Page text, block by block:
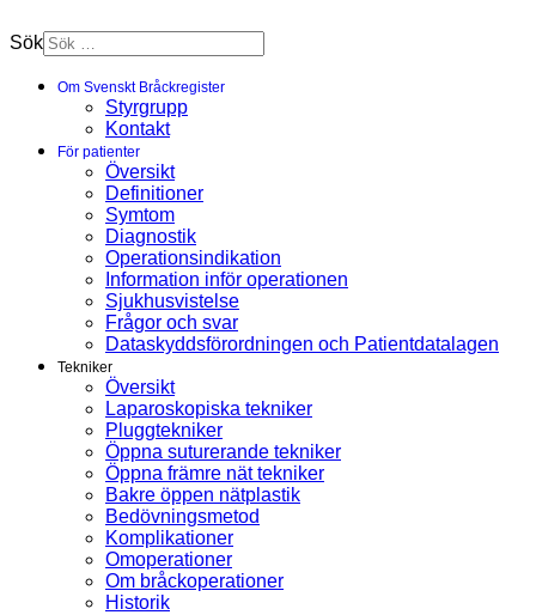
Sök
Om Svenskt Bråckregister
Styrgrupp
Kontakt
För patienter
Översikt
Definitioner
Symtom
Diagnostik
Operationsindikation
Information inför operationen
Sjukhusvistelse
Frågor och svar
Dataskyddsförordningen och Patientdatalagen
Tekniker
Översikt
Laparoskopiska tekniker
Pluggtekniker
Öppna suturerande tekniker
Öppna främre nät tekniker
Bakre öppen nätplastik
Bedövningsmetod
Komplikationer
Omoperationer
Om bråckoperationer
Historik